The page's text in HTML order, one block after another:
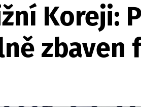
Koreji:
zbaven